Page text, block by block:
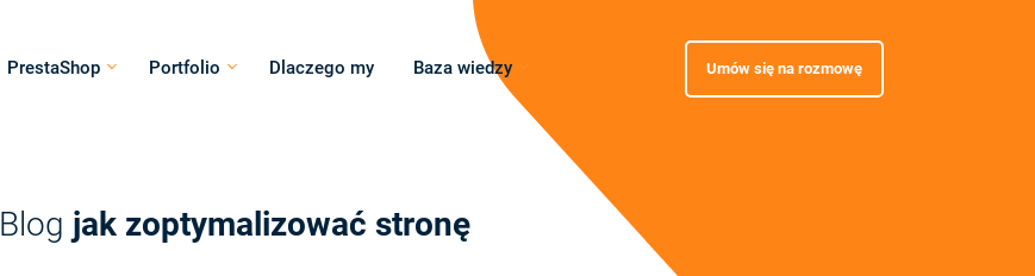
PrestaShop Portfolio Dlaczego my Baza wiedzy Umów się na rozmowę
Blog jak zoptymalizować stronę